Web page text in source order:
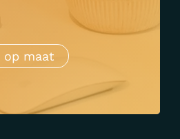
op maat